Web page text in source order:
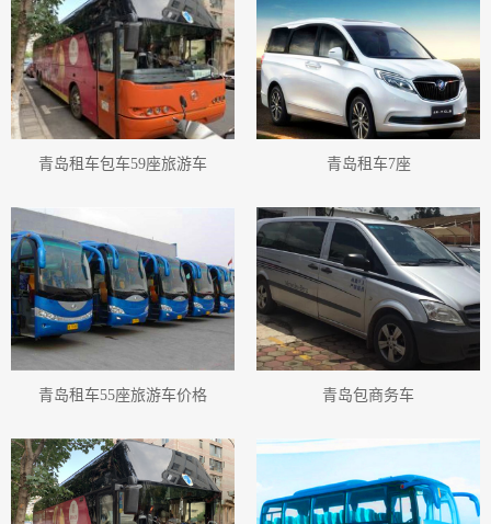
青岛旅游小巴租赁 青岛旅游小巴出租
青岛旅游用车小巴
青岛旅游小巴车车队
青岛旅游客车
青岛旅游客车客车
青岛旅游客车车队
青岛旅游客车租赁
青岛旅游客车出租
青岛旅游用车客车
青岛旅游租车
青岛旅游巴士
青岛旅游客车巴士
青岛旅游巴士车队
青岛旅游巴士租赁
青岛旅游租车服务
青岛旅游巴士出租
青岛旅游用车巴士
青岛旅游巴士车车队
青岛旅游租车价格表
青岛旅游用车
青岛旅游汽车服务有限公司
青岛旅游客运公司有哪些
青岛旅游小巴士
青岛旅游客车小巴士
青岛旅游小巴士车队
青岛旅游小巴士租赁
青岛旅游小巴士出租
青岛旅游用车小巴士
青岛旅游小巴士车车队
青岛旅游中巴
青岛旅游客车中巴
青岛旅游大巴出租
青岛旅游用车大巴
青岛旅游中巴车队
青岛旅游中巴租赁
青岛旅游中巴出租
青岛旅游用车中巴
青岛旅游中巴车车队
青岛旅游大巴
青岛旅游客车大巴
青岛旅游大巴车队
青岛旅游大巴租赁
青岛旅游小车
青岛旅游小车出租
青岛旅游用车小车
青岛旅游班车
青岛租车行班车
青岛班车租车公司
青岛班车租赁公司
青岛旅游班车班车
青岛旅游班车车队
青岛旅游班车租赁
青岛租车包车59座旅游车 青岛租车7座
青岛租车55座旅游车价格 青岛包商务车